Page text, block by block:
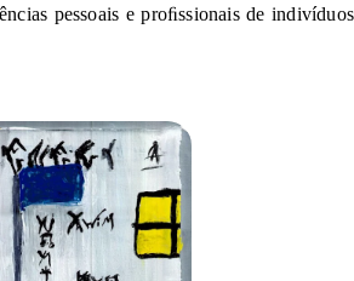
pessoais e proﬁssionais de indivíduos